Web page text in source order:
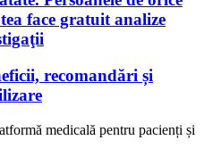
face gratuit analize
recomandări și
medicală pentru pacienți și